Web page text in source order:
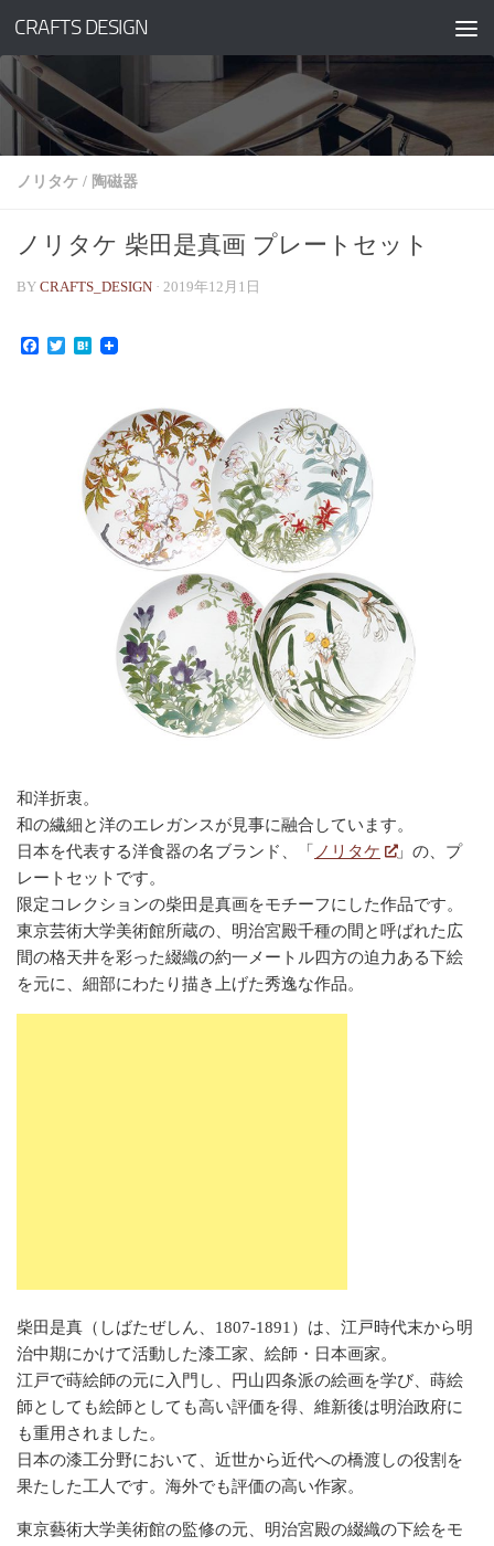
コンテンツへスキップ
CRAFTS DESIGN
ノリタケ / 陶磁器
ノリタケ 柴田是真画 プレートセット
BY CRAFTS_DESIGN · 2019年12月1日
Facebook
TwitterHatena
和洋折衷。
和の繊細と洋のエレガンスが見事に融合しています。
日本を代表する洋食器の名ブランド、「 ノリタケ
」の、プ
レートセットです。
限定コレクションの柴田是真画をモチーフにした作品です。
東京芸術大学美術館所蔵の、明治宮殿千種の間と呼ばれた広
間の格天井を彩った綴織の約一メートル四方の迫力ある下絵
を元に、細部にわたり描き上げた秀逸な作品。
柴田是真（しばたぜしん、1807-1891）は、江戸時代末から明
治中期にかけて活動した漆工家、絵師・日本画家。
江戸で蒔絵師の元に入門し、円山四条派の絵画を学び、蒔絵
師としても絵師としても高い評価を得、維新後は明治政府に
も重用されました。
日本の漆工分野において、近世から近代への橋渡しの役割を
果たした工人です。海外でも評価の高い作家。
東京藝術大学美術館の監修の元、明治宮殿の綴織の下絵をモ